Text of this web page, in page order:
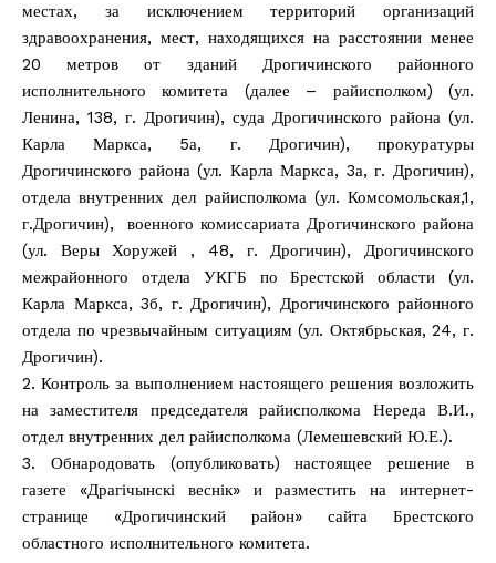
местах, за исключением территорий организаций
здравоохранения, мест, находящихся на расстоянии менее
20 метров от зданий Дрогичинского районного
исполнительного комитета (далее – райисполком) (ул.
Ленина, 138, г. Дрогичин), суда Дрогичинского района (ул.
Карла Маркса, 5а, г. Дрогичин), прокуратуры
Дрогичинского района (ул. Карла Маркса, 3а, г. Дрогичин),
отдела внутренних дел райисполкома (ул. Комсомольская,1,
г.Дрогичин), военного комиссариата Дрогичинского района
(ул. Веры Хоружей , 48, г. Дрогичин), Дрогичинского
межрайонного отдела УКГБ по Брестской области (ул.
Карла Маркса, 3б, г. Дрогичин), Дрогичинского районного
отдела по чрезвычайным ситуациям (ул. Октябрьская, 24, г.
Дрогичин).
2. Контроль за выполнением настоящего решения возложить
на заместителя председателя райисполкома Нереда В.И.,
отдел внутренних дел райисполкома (Лемешевский Ю.Е.).
3. Обнародовать (опубликовать) настоящее решение в
газете «Драгічынскі веснік» и разместить на интернет-
странице «Дрогичинский район» сайта Брестского
областного исполнительного комитета.